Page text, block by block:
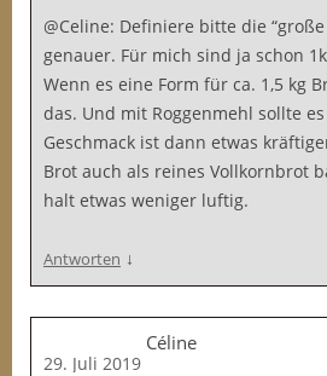
@Celine: Definiere bitte die
genauer. Für mich sind ja schon
Wenn es eine Form für ca. 1,5 kg
das. Und mit Roggenmehl sollte
Geschmack ist dann etwas
Brot auch als reines Vollkornbrot
halt etwas weniger luftig.
Antworten ↓
Céline
29. Juli 2019